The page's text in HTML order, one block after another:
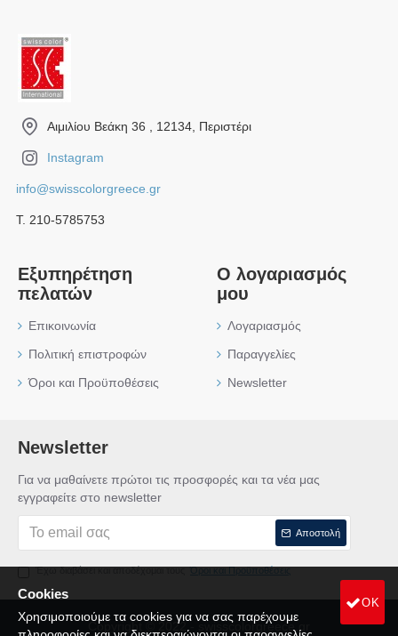
Αιμιλίου Βεάκη 36 , 12134, Περιστέρι
Instagram
info@swisscolorgreece.gr
Τ. 210-5785753
Εξυπηρέτηση
πελατών
Επικοινωνία
Πολιτική επιστροφών
Όροι και Προϋποθέσεις
Ο λογαριασμός
μου
Λογαριασμός
Παραγγελίες
Newsletter
Newsletter
Για να μαθαίνετε πρώτοι τις προσφορές και τα νέα μας
εγγραφείτε στο newsletter
Αποστολή
Έχω διαβάσει και αποδέχομαι τους Όροι και Προϋποθέσεις
Copyright © 2022 - swisscolorgreece.gr
OK
Cookies
Χρησιμοποιούμε τα cookies για να σας παρέχουμε